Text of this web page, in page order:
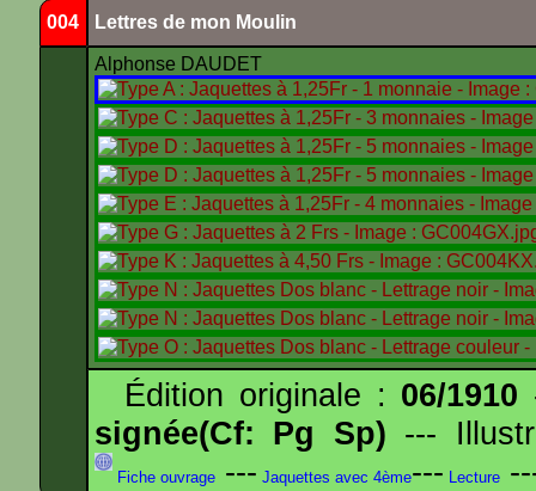
004 Lettres de mon Moulin
Alphonse DAUDET
Édition originale : 06/1910
signée(Cf: Pg Sp) ---
Fiche ouvrage --- Jaquettes avec 4ème--- Lecture